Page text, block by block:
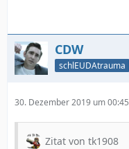
CDW
schlEUDAtrauma
30. Dezember 2019 um 00:45
Zitat von tk1908